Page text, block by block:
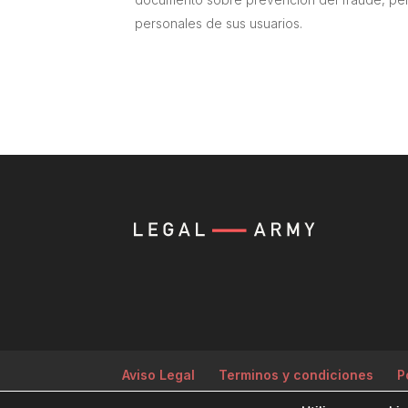
personales de sus usuarios.
Aviso Legal Terminos y condiciones